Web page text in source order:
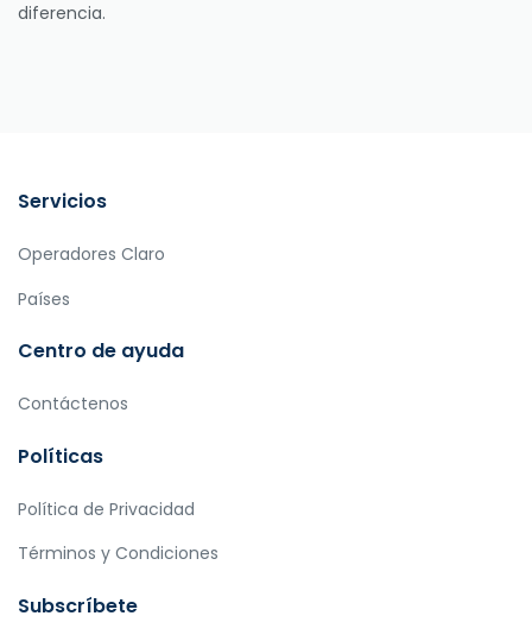
diferencia.
Servicios
Operadores Claro
Países
Centro de ayuda
Contáctenos
Políticas
Política de Privacidad
Términos y Condiciones
Subscríbete